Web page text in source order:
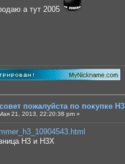
а тут 2005
пожалуйста по покупке Н3
21, 2013, 22:20:38 pm »
Н3 и Н3Х